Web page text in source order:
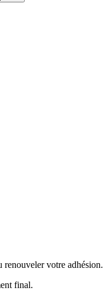
renouveler votre adhésion.
final.